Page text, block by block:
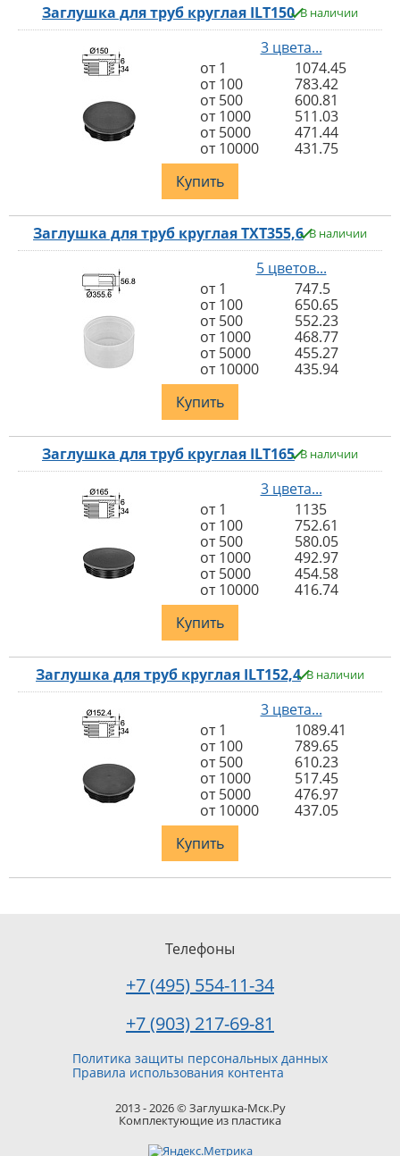
Заглушка для труб круглая ILT150 В наличии
3 цвета...
от 1
1074.45
от 100
783.42
от 500
600.81
от 1000
511.03
от 5000
471.44
от 10000
431.75
Купить
Заглушка для труб круглая TXT355,6 В наличии
5 цветов...
от 1
747.5
от 100
650.65
от 500
552.23
от 1000
468.77
от 5000
455.27
от 10000
435.94
Купить
Заглушка для труб круглая ILT165 В наличии
3 цвета...
от 1
1135
от 100
752.61
от 500
580.05
от 1000
492.97
от 5000
454.58
от 10000
416.74
Купить
Заглушка для труб круглая ILT152,4 В наличии
3 цвета...
от 1
1089.41
от 100
789.65
от 500
610.23
от 1000
517.45
от 5000
476.97
от 10000
437.05
Купить
2013 - 2026 © Заглушка-Мск.Ру
Комплектующие из пластика
Политика защиты персональных данных
Правила использования контента
Телефоны
+7 (495) 554-11-34
+7 (903) 217-69-81